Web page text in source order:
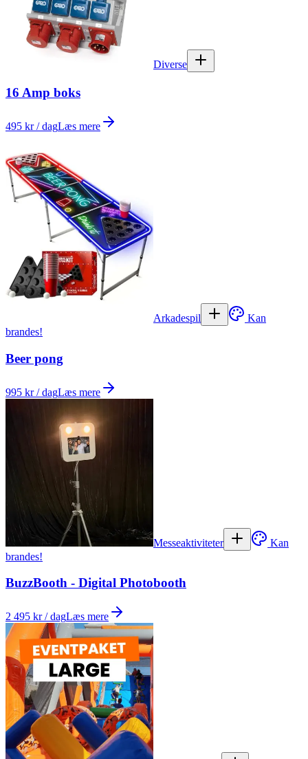
Diverse
16 Amp boks
495 kr / dagLæs mere
Arkadespil
Kan
brandes!
Beer pong
995 kr / dagLæs mere
Messeaktiviteter
Kan
brandes!
BuzzBooth - Digital Photobooth
2 495 kr / dagLæs mere